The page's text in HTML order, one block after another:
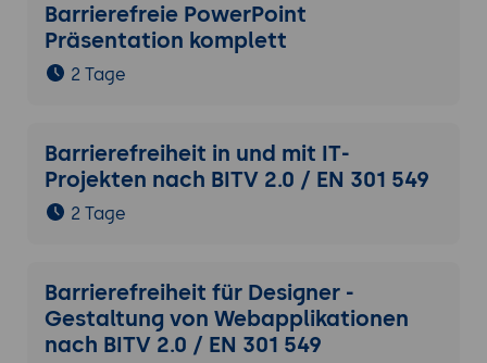
Barrierefreie PowerPoint
Präsentation komplett
2 Tage
Barrierefreiheit in und mit IT-
Projekten nach BITV 2.0 / EN 301 549
2 Tage
Barrierefreiheit für Designer -
Gestaltung von Webapplikationen
nach BITV 2.0 / EN 301 549